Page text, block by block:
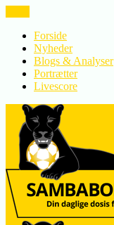
Forside
Nyheder
Blogs & Analyser
Portrætter
Livescore